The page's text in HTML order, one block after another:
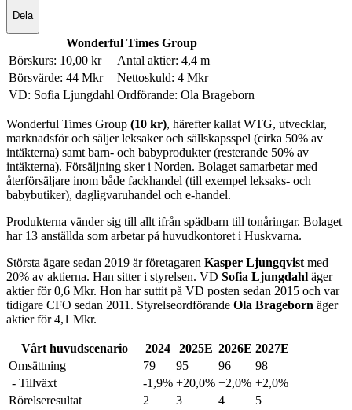
Dela
Wonderful Times Group
Börskurs: 10,00 kr
Antal aktier: 4,4 m
Börsvärde: 44 Mkr
Nettoskuld: 4 Mkr
VD: Sofia Ljungdahl Ordförande: Ola Brageborn
Wonderful Times Group (10 kr), härefter kallat WTG, utvecklar,
marknadsför och säljer leksaker och sällskapsspel (cirka 50% av
intäkterna) samt barn- och babyprodukter (resterande 50% av
intäkterna). Försäljning sker i Norden. Bolaget samarbetar med
återförsäljare inom både fackhandel (till exempel leksaks- och
babybutiker), dagligvaruhandel och e-handel.
Produkterna vänder sig till allt ifrån spädbarn till tonåringar. Bolaget
har 13 anställda som arbetar på huvudkontoret i Huskvarna.
Största ägare sedan 2019 är företagaren Kasper Ljungqvistmed
20% av aktierna. Han sitter i styrelsen. VD Sofia Ljungdahl äger
aktier för 0,6 Mkr. Hon har suttit på VD posten sedan 2015 och var
tidigare CFO sedan 2011. Styrelseordförande Ola Brageborn äger
aktier för 4,1 Mkr.
Vårt huvudscenario 2024 2025E 2026E 2027E
Omsättning
79 95 96
98
- Tillväxt
-1,9% +20,0% +2,0% +2,0%
Rörelseresultat
2 3 4
5